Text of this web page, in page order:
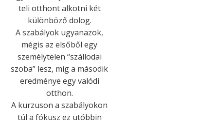
teli otthont alkotni két
különböző dolog.
A szabályok ugyanazok,
mégis az elsőből egy
személytelen “szállodai
szoba” lesz, míg a második
eredménye egy valódi
otthon.
A kurzuson a szabályokon
túl a fókusz ez utóbbin